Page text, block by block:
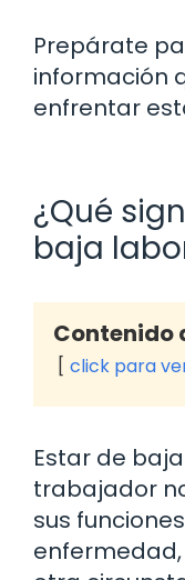
Prepárate
información
enfrentar
¿Qué
baja
Contenido
click para
Estar de
trabajador
sus